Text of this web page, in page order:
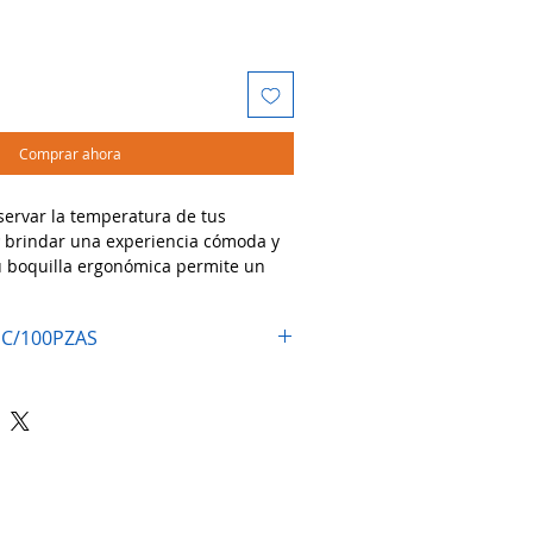
Comprar ahora
la temperatura de tus
una experiencia cómoda y
boquilla ergonómica permite un
o chocolate caliente
y eventos
para mantener la temperatura de
100PZAS